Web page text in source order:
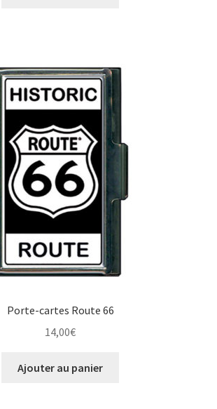
Porte-cartes Route 66
14,00€
Ajouter au panier